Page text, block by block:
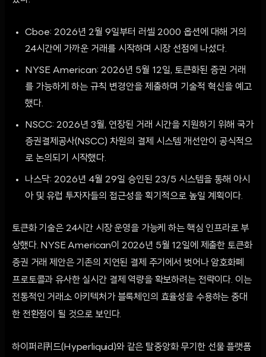
Cboe: 2026년 2월 9일부터 러셀 2000 옵션에 대해 거의
24시간에 가까운 거래를 시작하며 시장 선점에 나섰다.
NYSE American: 2026년 5월 12일, 토큰화된 증권 거래
를 가능하게 하는 규칙 변경안을 제출하며 기술적 혁신을 예고
했다.
NSCC: 2026년 3월, 연장된 거래 시간을 지원하기 위해 국가
증권결제공사(NSCC) 차원의 결제 시스템 개선안이 공식적으
로 논의되기 시작했다.
나스닥: 2026년 4월 29일 승인된 23/5 시스템을 통해 아시
아 및 유럽 투자자들의 접근성을 획기적으로 높일 계획이다.
토큰화 기술은 24시간 시장 운영을 가능케 하는 핵심 인프라로 부
상했다. NYSE American이 2026년 5월 12일에 제출한 토큰화
증권 거래 제안은 기존의 지연된 결제 주기에서 벗어나 암호화폐
프로토콜과 유사한 실시간 결제 역량을 확보하려는 전략이다. 이는
전통적인 거래소 아키텍처가 블록체인의 효율성을 수용하는 중대
한 전환점이 될 것으로 보인다.
하이퍼리퀴드(Hyperliquid)와 같은 탈중앙화 무기한 선물 플랫폼